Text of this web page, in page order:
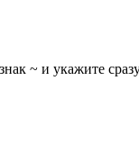
~ и укажите